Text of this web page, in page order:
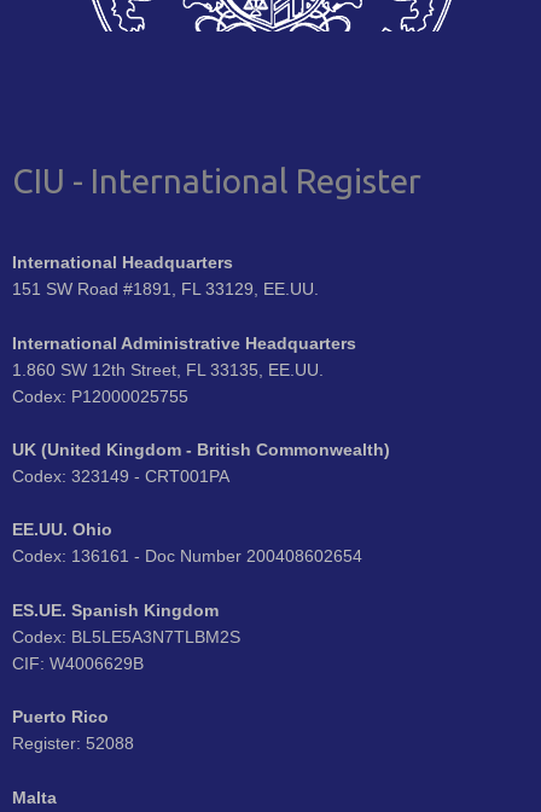
CIU - International Register
International Headquarters
151 SW Road #1891, FL 33129, EE.UU.
International Administrative Headquarters
1.860 SW 12th Street, FL 33135, EE.UU.
Codex: P12000025755
UK (United Kingdom - British Commonwealth)
Codex: 323149 - CRT001PA
EE.UU. Ohio
Codex: 136161 - Doc Number 200408602654
ES.UE. Spanish Kingdom
Codex: BL5LE5A3N7TLBM2S
CIF: W4006629B
Puerto Rico
Register: 52088
Malta